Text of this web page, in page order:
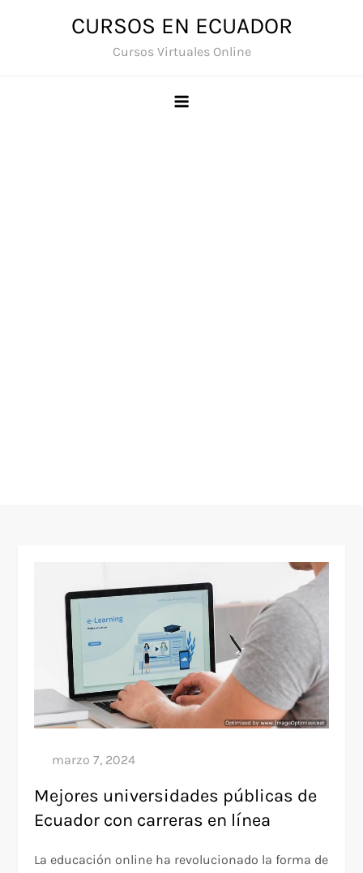
CURSOS EN ECUADOR
Cursos Virtuales Online
Mejores universidades públicas de
Ecuador con carreras en línea
La educación online ha revolucionado la forma de